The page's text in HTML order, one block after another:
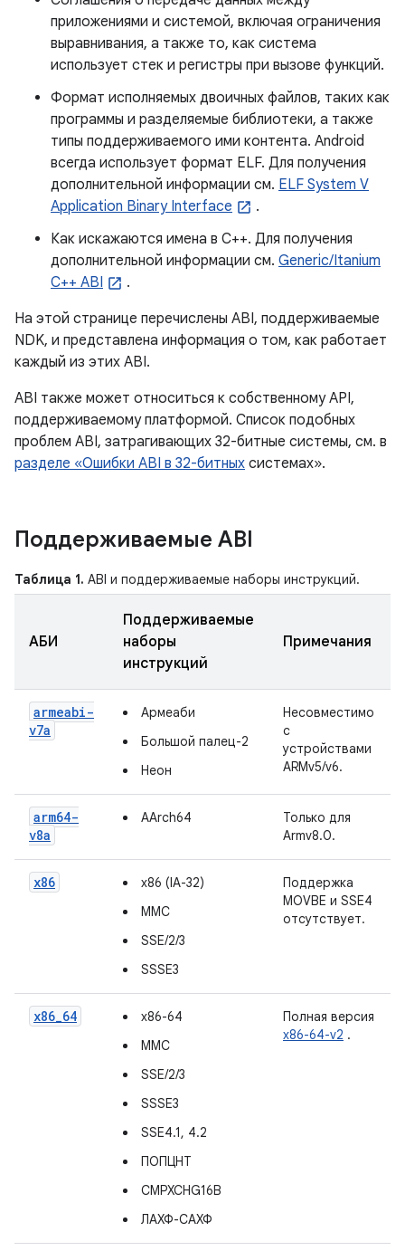
приложениями и системой, включая ограничения
выравнивания, а также то, как система
использует стек и регистры при вызове функций.
Формат исполняемых двоичных файлов, таких как
программы и разделяемые библиотеки, а также
типы поддерживаемого ими контента. Android
всегда использует формат ELF. Для получения
дополнительной информации см. ELF System V
Application Binary Interface
.
Как искажаются имена в C++. Для получения
дополнительной информации см. Generic/Itanium
C++ ABI
.
На этой странице перечислены ABI, поддерживаемые
NDK, и представлена ​​информация о том, как работает
каждый из этих ABI.
ABI также может относиться к собственному API,
поддерживаемому платформой. Список подобных
проблем ABI, затрагивающих 32-битные системы, см. в
разделе «Ошибки ABI в 32-битных системах».
Поддерживаемые ABI
Таблица 1. ABI и поддерживаемые наборы инструкций.
АБИ
Поддерживаемые
наборы
инструкций
Примечания
armeabi-
v7a
Армеаби
Большой палец-2
Неон
Несовместимо
с
устройствами
ARMv5/v6.
arm64-
v8a
AArch64
Только для
Armv8.0.
x86
x86 (IA-32)
ММС
SSE/2/3
SSSE3
Поддержка
MOVBE и SSE4
отсутствует.
x86_64
x86-64
ММС
SSE/2/3
SSSE3
SSE4.1, 4.2
ПОПЦНТ
CMPXCHG16B
ЛАХФ-САХФ
Полная версия
x86-64-v2 .